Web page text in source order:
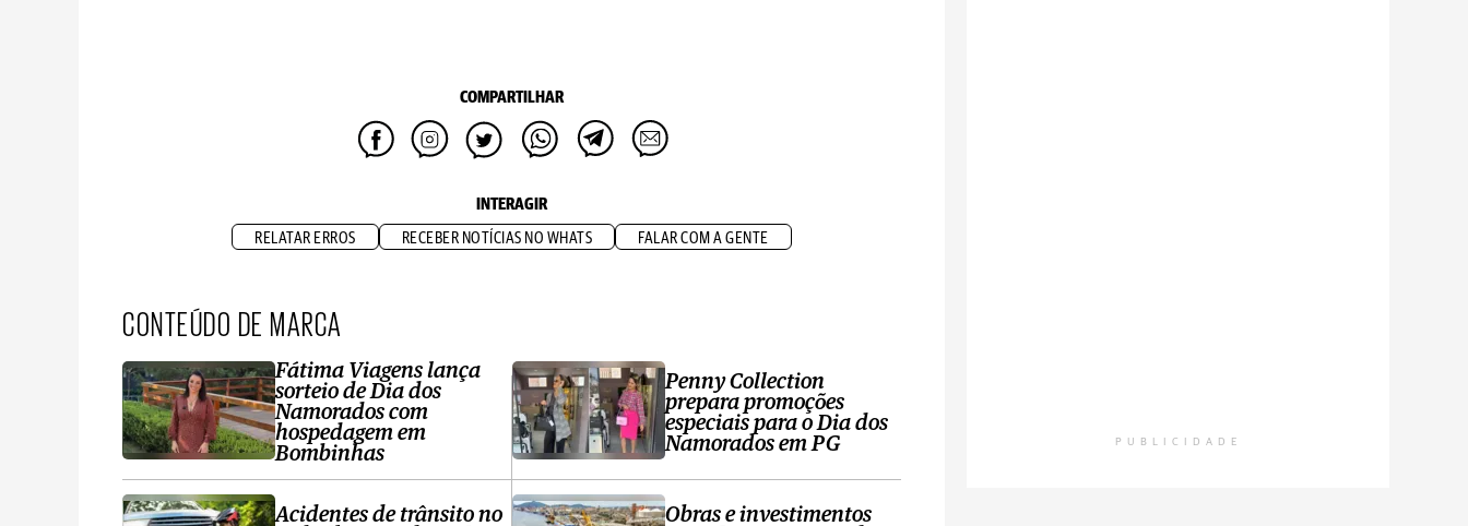
COMPARTILHAR
INTERAGIR
RELATAR ERROS RECEBER NOTÍCIAS NO WHATS FALAR COM A GENTE
CONTEÚDO DE MARCA
Fátima Viagens lança
sorteio de Dia dos
Namorados com
hospedagem em
Bombinhas
Acidentes de trânsito no
Penny Collection
prepara promoções
especiais para o Dia dos
Namorados em PG
Obras e investimentos
PUBLICIDADE